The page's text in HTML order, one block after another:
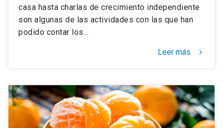
casa hasta charlas de crecimiento independiente
son algunas de las actividades con las que han
podido contar los…
Leer más keyboard_arrow_right